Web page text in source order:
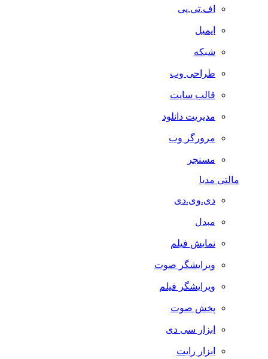
اف.تی.پی
ایمیل
شبکه
طراحی وب
قالب سایت
مدیریت دانلود
مرورگر وب
مسنجر
مالتی مدیا
دی.وی.دی
مبدل
نمایش فیلم
ویرایشگر صوت
ویرایشگر فیلم
پخش صوت
ابزار سی دی
ابزار رایت